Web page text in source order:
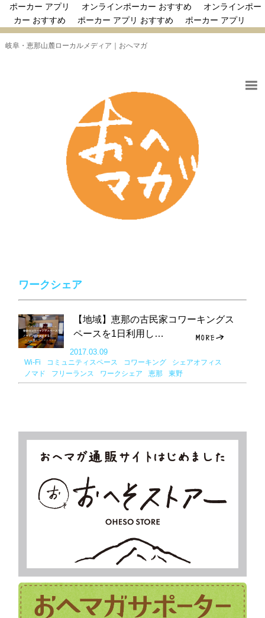
ポーカー アプリ オンラインポーカー おすすめ
オンラインポー
カー おすすめ
ポーカー アプリ おすすめ ポーカー アプリ
岐阜・恵那山麓ローカルメディア｜おへマガ
ワークシェア
【地域】恵那の古民家コワーキングス
ペースを1日利用し…
2017.03.09
Wi-Fi コミュニティスペース コワーキング
シェアオフィス
ノマド
フリーランス ワークシェア 恵那 東野